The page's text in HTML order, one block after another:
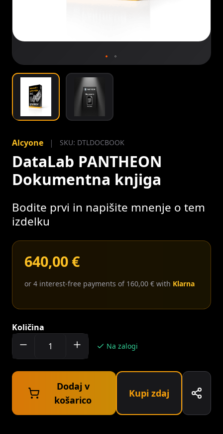
na
začetek
galerije
slik
Alcyone | SKU: DTLDOCBOOK
DataLab PANTHEON
Dokumentna knjiga
Bodite prvi in napišite mnenje o tem
izdelku
640,00 €
or 4 interest-free payments of 160,00 € with Klarna
Količina
Na zalogi
Dodaj v
košarico
Kupi zdaj